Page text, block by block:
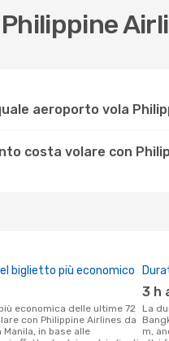
aeroporto vola
costa volare con
biglietto più economico
con Philippine Airlines da
Manila, in base alle
3
La durata del volo Philippine Airlines tra
m,